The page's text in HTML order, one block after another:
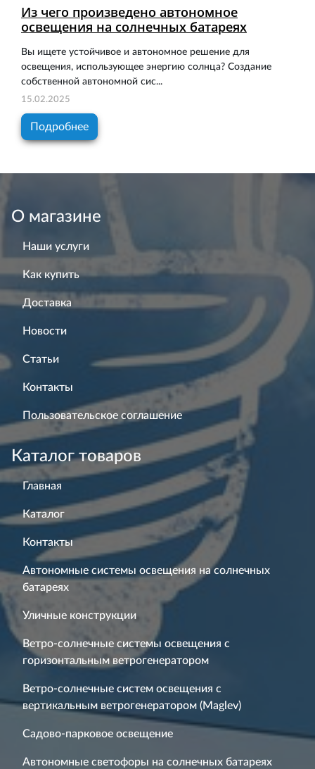
Из чего произведено автономное
освещения на солнечных батареях
Вы ищете устойчивое и автономное решение для
освещения, использующее энергию солнца? Создание
собственной автономной сис...
15.02.2025
Подробнее
О магазине
Наши услуги
Как купить
Доставка
Новости
Статьи
Контакты
Пользовательское соглашение
Каталог товаров
Главная
Каталог
Контакты
Автономные системы освещения на солнечных
батареях
Уличные конструкции
Ветро-солнечные системы освещения с
горизонтальным ветрогенератором
Ветро-солнечные систем освещения с
вертикальным ветрогенератором (Maglev)
Садово-парковое освещение
Автономные светофоры на солнечных батареях